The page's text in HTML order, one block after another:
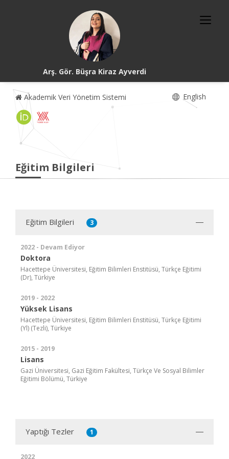
Arş. Gör. Büşra Kiraz Ayverdi
Akademik Veri Yönetim Sistemi English
Eğitim Bilgileri
Eğitim Bilgileri 3
2022 - Devam Ediyor
Doktora
Hacettepe Üniversitesi, Eğitim Bilimleri Enstitüsü, Türkçe Eğitimi
(Dr), Türkiye
2019 - 2022
Yüksek Lisans
Hacettepe Üniversitesi, Eğitim Bilimleri Enstitüsü, Türkçe Eğitimi
(Yl) (Tezli), Türkiye
2015 - 2019
Lisans
Gazi Üniversitesi, Gazi Eğitim Fakültesi, Türkçe Ve Sosyal Bilimler
Eğitimi Bölümü, Türkiye
Yaptığı Tezler 1
2022